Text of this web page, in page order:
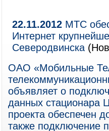
22.11.2012 МТС
Интернет
Северодвинска
ОАО «Мобильные
объявляет о
данных стационара
проекта обеспечен
также подключение